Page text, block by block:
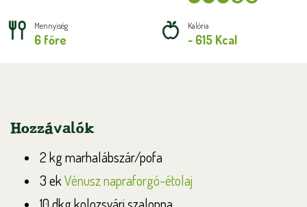
Mennyiség
6 főre
Kalória
~ 615 Kcal
Hozzávalók
2 kg marhalábszár/pofa
3 ekVénusz napraforgó-étolaj